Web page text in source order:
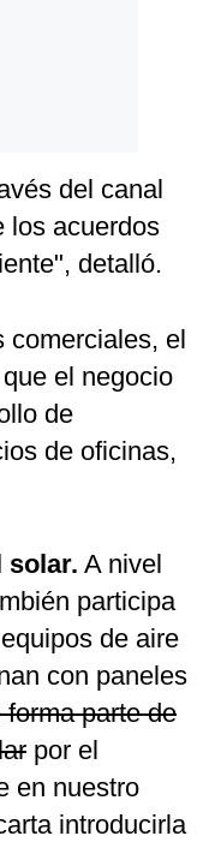
del canal
los acuerdos
detalló.
comerciales, el
el negocio
de
de oficinas,
solar. A nivel
participa
de aire
con paneles
forma parte de
por el
en nuestro
introducirla